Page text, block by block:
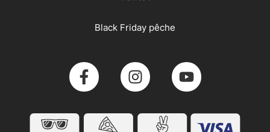
Black Friday pêche